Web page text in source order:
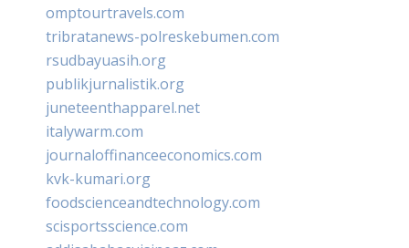
omptourtravels.com
tribratanews-polreskebumen.com
rsudbayuasih.org
publikjurnalistik.org
juneteenthapparel.net
italywarm.com
journaloffinanceeconomics.com
kvk-kumari.org
foodscienceandtechnology.com
scisportsscience.com